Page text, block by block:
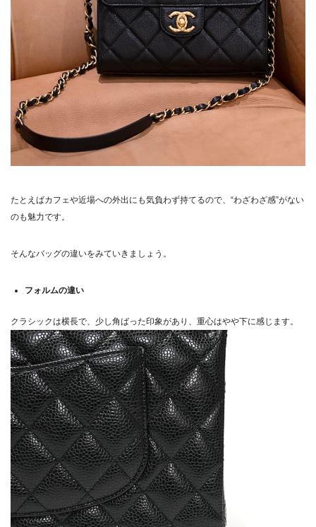
たとえばカフェや近場への外出にも気負わず持てるので、“わざわざ感”がない
のも魅力です。
そんなバッグの違いをみていきましょう。
フォルムの違い
クラシックは横長で、少し角ばった印象があり、重心はやや下に感じます。